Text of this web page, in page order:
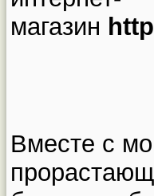
магазин
Вместе с